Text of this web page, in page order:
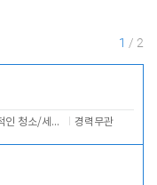
1 / 2
전반적인 청소/세탁업무 경력무관